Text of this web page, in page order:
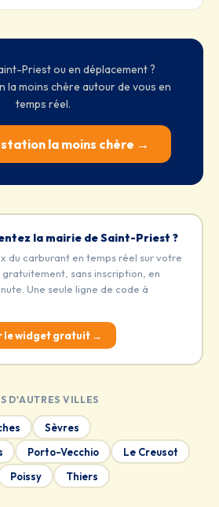
Priest ou en déplacement ?
la moins chère autour de vous en
temps réel.
la moins chère →
la mairie de Saint-Priest ?
du carburant en temps réel sur votre
sans inscription, en
Une seule ligne de code à
le widget gratuit →
D'AUTRES VILLES
Sèvres
Porto-Vecchio
Le Creusot
Poissy Thiers